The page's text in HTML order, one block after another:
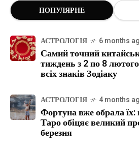
ПОПУЛЯРНЕ
АСТРОЛОГІЯ 6 months
Самий точний
тиждень з 2 по 8
всіх знаків Зодіаку
АСТРОЛОГІЯ 4 months
Фортуна вже обрала
Таро обіцяє великий
березня